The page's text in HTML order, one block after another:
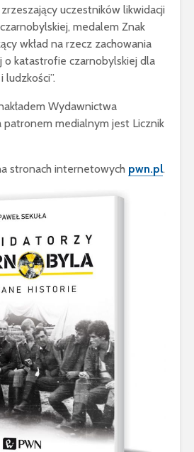
uczestników likwidacji
medalem Znak
wkład na rzecz zachowania
o katastrofie czarnobylskiej dla
ludzkości”.
Wydawnictwa
patronem medialnym jest Licznik
stronach internetowych pwn.pl.